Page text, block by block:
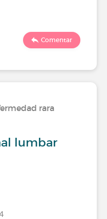
Comentar
rara
lumbar